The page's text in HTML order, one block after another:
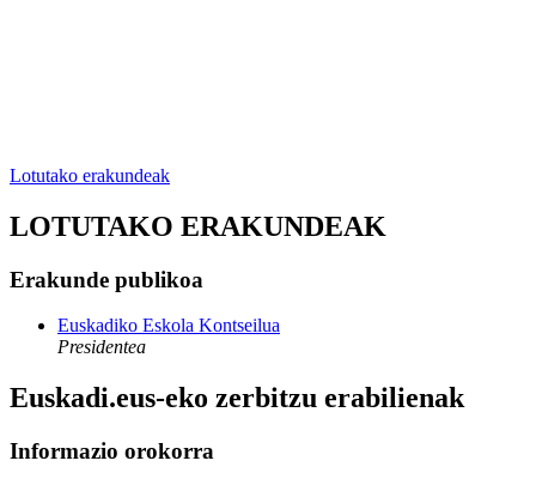
Lotutako erakundeak
LOTUTAKO ERAKUNDEAK
Erakunde publikoa
Euskadiko Eskola Kontseilua
Presidentea
Euskadi.eus-eko zerbitzu erabilienak
Informazio orokorra